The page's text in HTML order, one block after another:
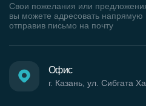
Офис
г. Казань, ул. Сибгата
Свои пожелания или
вы можете адресовать напрямую
отправив письмо на почту